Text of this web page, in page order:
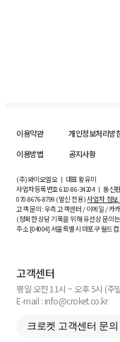
이용약관 개인정보처리방
이용방법
공지사항
(주)와이오엘오 ㅣ 대표 황유미
사업자등록번호610-86-34204ㅣ 통신
070-8676-8799 (발신 전용)사업자 정보
고객 문의: 우측 고객센터 / 이메일 / 카
(정확한 상담 기록을 위해 유선상 문의
주소 [04004] 서울특별시 마포구 월드
고객센터
평일 오전 11시 ~ 오후 5시 (주
E-mail : info@croket.co.kr
크로켓 고객센터 문의